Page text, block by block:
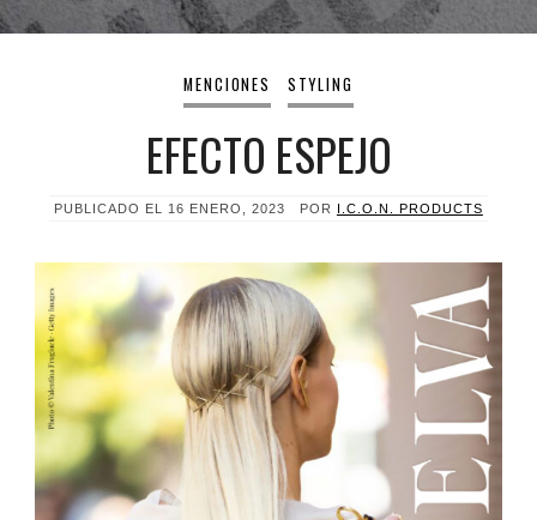
MENCIONES STYLING
EFECTO ESPEJO
PUBLICADO EL 16 ENERO, 2023 POR I.C.O.N. PRODUCTS